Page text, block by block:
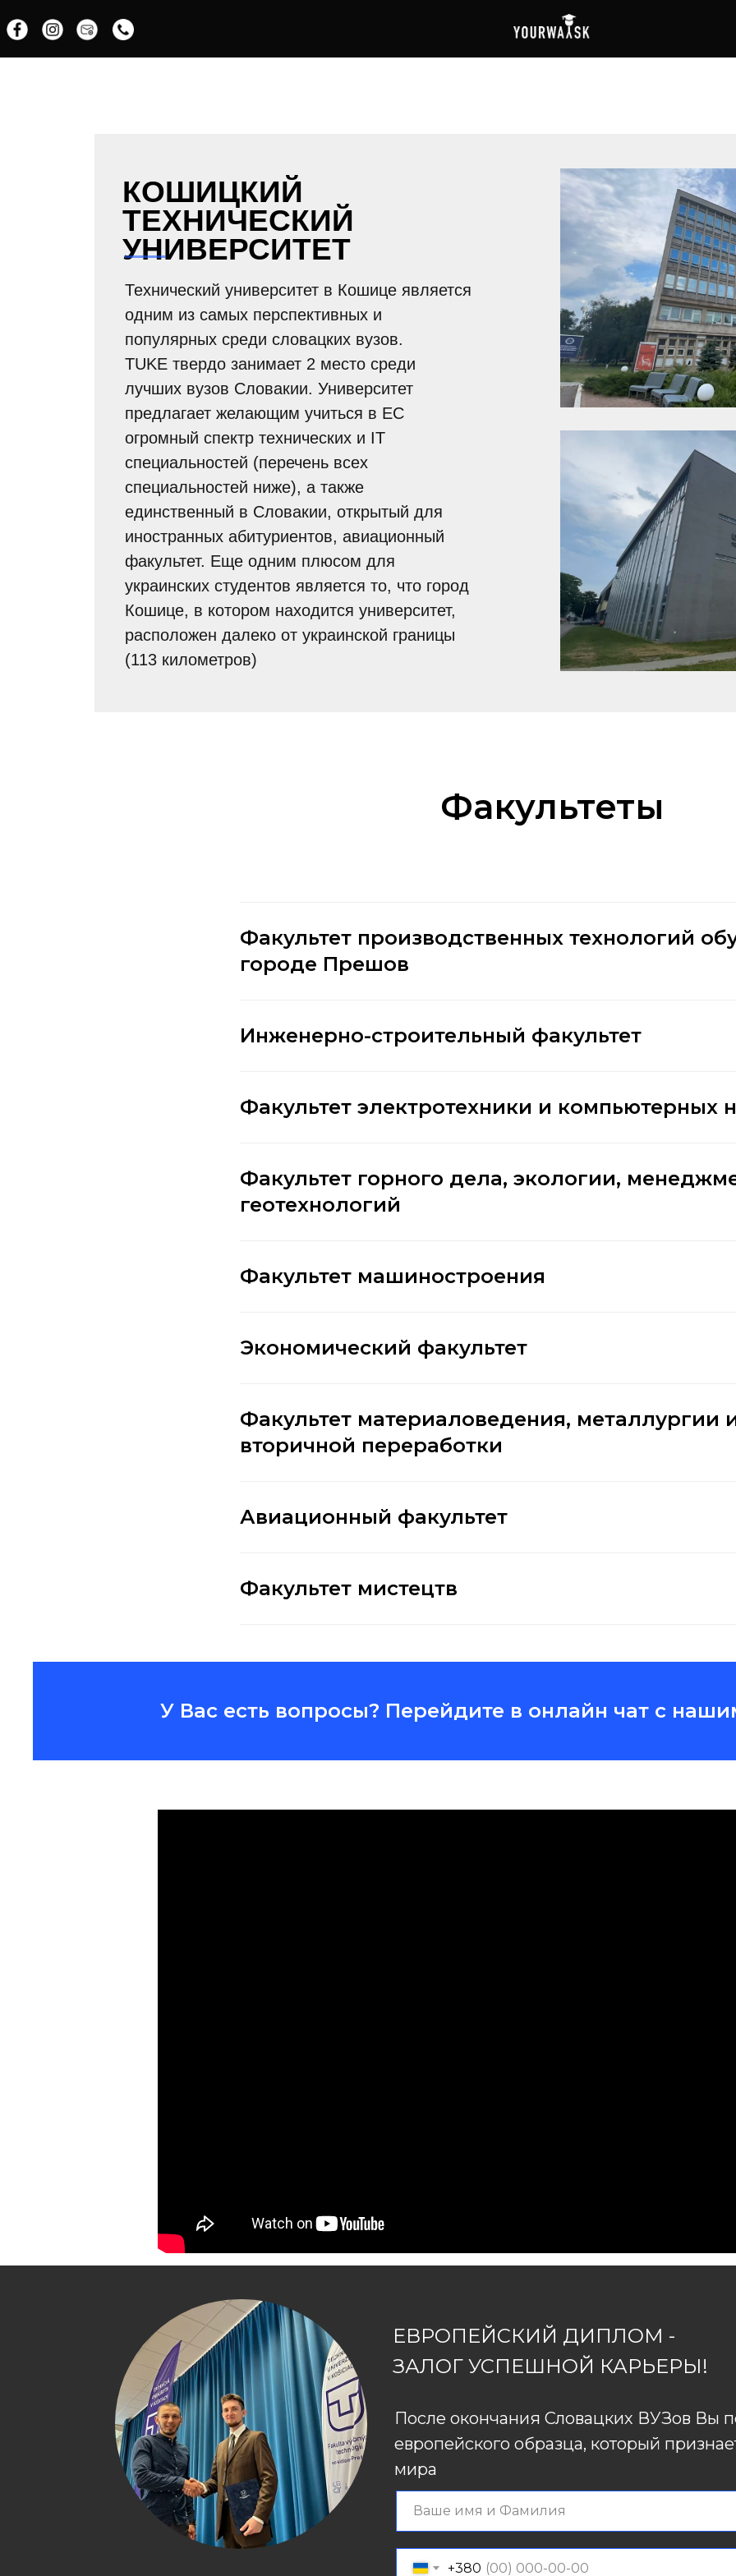
КОШИЦКИЙ
ТЕХНИЧЕСКИЙ
УНИВЕРСИТЕТ
Технический университет в Кошице является
одним из самых перспективных и
популярных среди словацких вузов.
TUKE твердо занимает 2 место среди
лучших вузов Словакии. Университет
предлагает желающим учиться в ЕС
огромный спектр технических и IT
специальностей (перечень всех
специальностей ниже), а также
единственный в Словакии, открытый для
иностранных абитуриентов, авиационный
факультет. Еще одним плюсом для
украинских студентов является то, что город
Кошице, в котором находится университет,
расположен далеко от украинской границы
(113 километров)
Факультеты
Факультет производственных технологий
городе Прешов
Инженерно-строительный факультет
Факультет электротехники и компьютерных
Факультет горного дела, экологии,
геотехнологий
Факультет машиностроения
Экономический факультет
Факультет материаловедения, металлургии
вторичной переработки
Авиационный факультет
Факультет мистецтв
У Вас есть вопросы? Перейдите в онлайн чат с
ЕВРОПЕЙСКИЙ ДИПЛОМ -
ЗАЛОГ УСПЕШНОЙ КАРЬЕРЫ!
После окончания Словацких ВУЗов Вы
европейского образца, который
мира
+380